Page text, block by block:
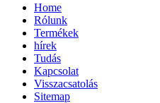
Home
Rólunk
Termékek
hírek
Tudás
Kapcsolat
Visszacsatolás
Sitemap